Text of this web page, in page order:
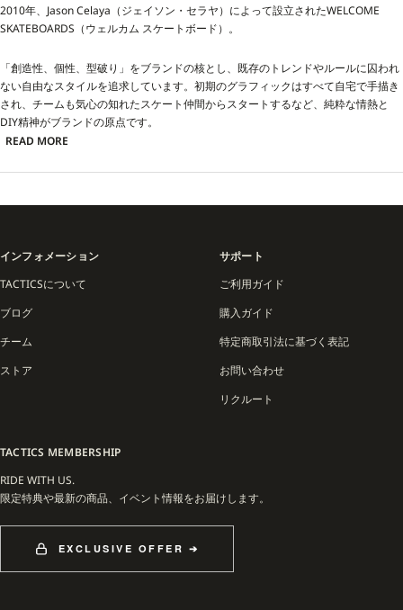
2010年、Jason Celaya（ジェイソン・セラヤ）によって設立されたWELCOME
SKATEBOARDS（ウェルカム スケートボード）。
「創造性、個性、型破り」をブランドの核とし、既存のトレンドやルールに囚われ
ない自由なスタイルを追求しています。初期のグラフィックはすべて自宅で手描き
され、チームも気心の知れたスケート仲間からスタートするなど、純粋な情熱と
DIY精神がブランドの原点です。
他とは違うスタイルを求めるスケーターへ。アートとスケートボードが融合した
READ MORE
インフォメーション
TACTICSについて
ブログ
チーム
ストア
サポート
ご利用ガイド
購入ガイド
特定商取引法に基づく表記
お問い合わせ
リクルート
TACTICS MEMBERSHIP
RIDE WITH US.
限定特典や最新の商品、イベント情報をお届けします。
EXCLUSIVE OFFER ➔